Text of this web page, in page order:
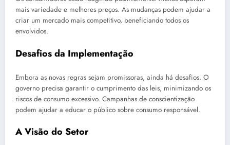
mais variedade e melhores preços. As mudanças podem ajudar a
criar um mercado mais competitivo, beneficiando todos os
envolvidos.
Desafios da Implementação
Embora as novas regras sejam promissoras, ainda há desafios. O
governo precisa garantir o cumprimento das leis, minimizando os
riscos de consumo excessivo. Campanhas de conscientização
podem ajudar a educar o público sobre consumo responsável.
A Visão do Setor